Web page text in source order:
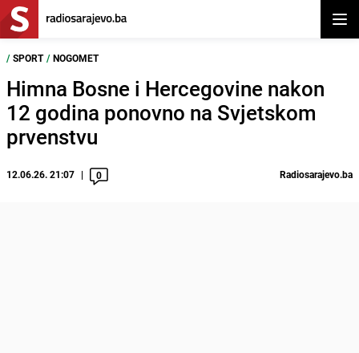
/ SPORT / NOGOMET
Himna Bosne i Hercegovine nakon
12 godina ponovno na Svjetskom
prvenstvu
12.06.26. 21:07 0 Radiosarajevo.ba